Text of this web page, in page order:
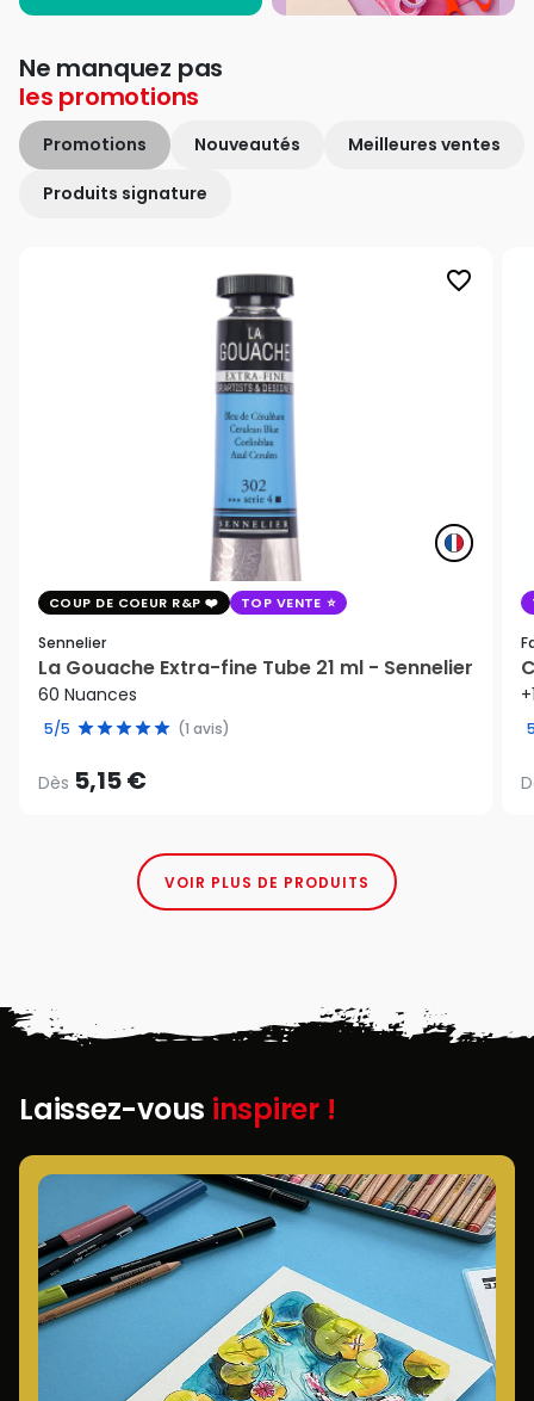
Ne manquez pas
les promotions
Promotions Nouveautés Meilleures ventes
Produits signature
favorite_border
COUP DE COEUR R&P TOP VENTE
Sennelier
La Gouache Extra-fine Tube 21 ml - Sennelier
60 Nuances
5/5 (1 avis)
Dès 5,15 €
VOIR PLUS DE PRODUITS
Laissez-vous inspirer !